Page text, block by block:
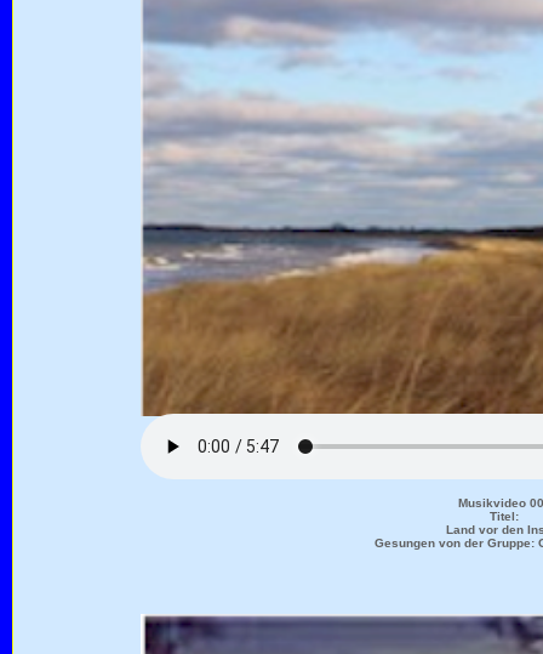
Musikvideo
Titel:
Land vor den
Gesungen von der Gruppe: